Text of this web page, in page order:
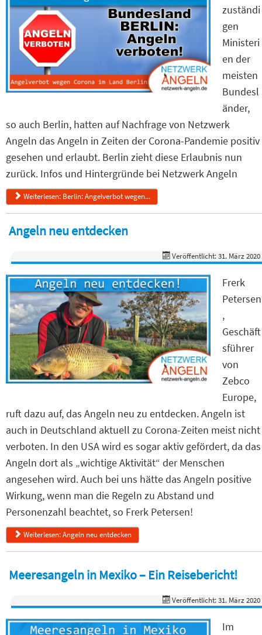
zuständi
gen
Ministeri
en der
meisten
Bundesl
änder,
so auch Berlin, hatten auf Nachfrage von Netzwerk
Angeln das Angeln in Zeiten der Corona-Pandemie positiv
gesehen und erlaubt. Berlin zieht diese Erlaubnis nun
zurück. Infos und Hintergründe bei Netzwerk Angeln
Weiterlesen: Berlin: Angelverbot wegen...
Angeln neu entdecken
Veröffentlicht: 31. März 2020
Frerk
Petersen
,
Geschäft
sführer
von
Zebco
Europe,
ruft dazu auf, das Angeln neu zu entdecken. Angeln ist
auch in Deutschland aktuell zu Corona-Zeiten meist nicht
verboten. In den USA wird es sogar aktiv gefördert, da das
Angeln dort als „wichtige Aktivität“ der Menschen
angesehen wird. Auch bei uns hätte das Angeln positive
Wirkung, wenn man die Regeln zu Abstand und
Personenzahl beachtet, so Frerk Petersen!
Weiterlesen: Angeln neu entdecken
Meeresangeln in Mexiko – Ein Reisebericht!
Veröffentlicht: 31. März 2020
Im